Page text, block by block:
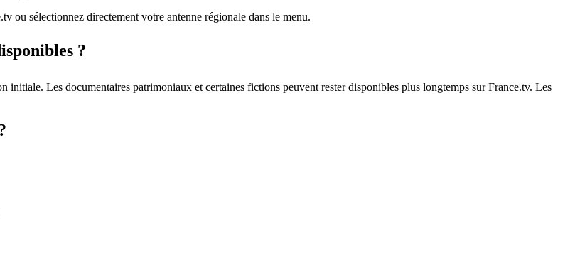
ou sélectionnez directement votre antenne régionale dans le menu.
?
initiale. Les documentaires patrimoniaux et certaines fictions peuvent rester disponibles plus longtemps sur France.tv. Les